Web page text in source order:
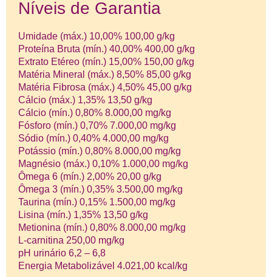
Níveis de Garantia
Umidade (máx.) 10,00% 100,00 g/kg
Proteína Bruta (mín.) 40,00% 400,00 g/kg
Extrato Etéreo (mín.) 15,00% 150,00 g/kg
Matéria Mineral (máx.) 8,50% 85,00 g/kg
Matéria Fibrosa (máx.) 4,50% 45,00 g/kg
Cálcio (máx.) 1,35% 13,50 g/kg
Cálcio (mín.) 0,80% 8.000,00 mg/kg
Fósforo (mín.) 0,70% 7.000,00 mg/kg
Sódio (mín.) 0,40% 4.000,00 mg/kg
Potássio (mín.) 0,80% 8.000,00 mg/kg
Magnésio (máx.) 0,10% 1.000,00 mg/kg
Ômega 6 (mín.) 2,00% 20,00 g/kg
Ômega 3 (mín.) 0,35% 3.500,00 mg/kg
Taurina (mín.) 0,15% 1.500,00 mg/kg
Lisina (mín.) 1,35% 13,50 g/kg
Metionina (mín.) 0,80% 8.000,00 mg/kg
L-carnitina 250,00 mg/kg
pH urinário 6,2 – 6,8
Energia Metabolizável 4.021,00 kcal/kg